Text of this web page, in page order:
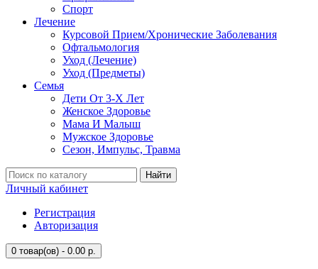
Спорт
Лечение
Курсовой Прием/Хронические Заболевания
Офтальмология
Уход (Лечение)
Уход (Предметы)
Семья
Дети От 3-Х Лет
Женское Здоровье
Мама И Малыш
Мужское Здоровье
Сезон, Импульс, Травма
Найти
Личный кабинет
Регистрация
Авторизация
0 товар(ов) - 0.00 р.